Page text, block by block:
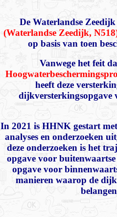
De Waterlandse
(Waterlandse Zeedijk,
op basis van toen
Vanwege het feit
heeft deze
dijkversterkingsopgave
In 2021 is HHNK gestart
analyses en onderzoeken
deze onderzoeken is het
opgave voor
opgave voor
manieren waarop de